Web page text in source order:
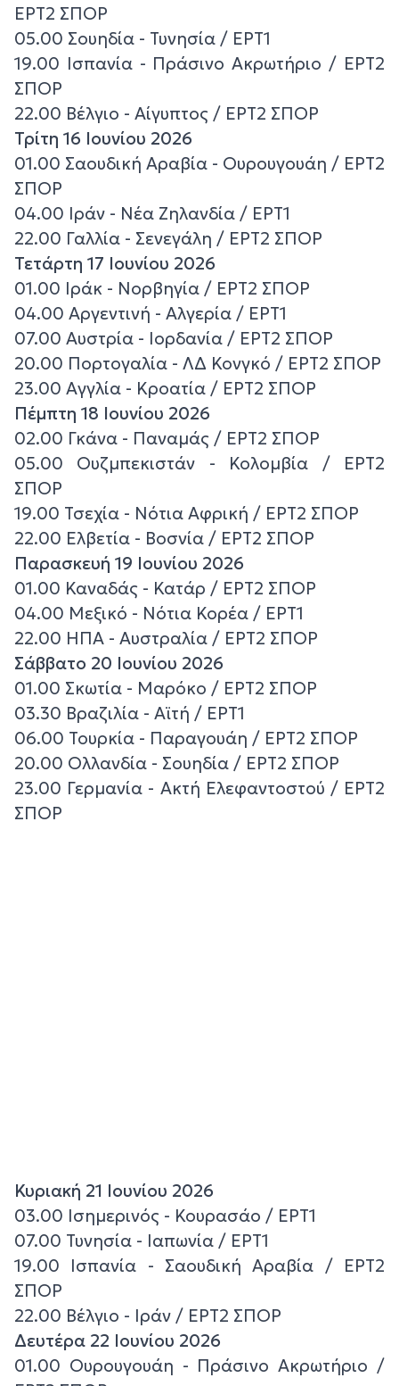
ΕΡΤ2 ΣΠΟΡ
05.00 Σουηδία - Τυνησία / ΕΡΤ1
19.00 Ισπανία - Πράσινο Ακρωτήριο / ΕΡΤ2
ΣΠΟΡ
22.00 Βέλγιο - Αίγυπτος / ΕΡΤ2 ΣΠΟΡ
Τρίτη 16 Ιουνίου 2026
01.00 Σαουδική Αραβία - Ουρουγουάη / ΕΡΤ2
ΣΠΟΡ
04.00 Ιράν - Νέα Ζηλανδία / ΕΡΤ1
22.00 Γαλλία - Σενεγάλη / ΕΡΤ2 ΣΠΟΡ
Τετάρτη 17 Ιουνίου 2026
01.00 Ιράκ - Νορβηγία / ΕΡΤ2 ΣΠΟΡ
04.00 Αργεντινή - Αλγερία / ΕΡΤ1
07.00 Αυστρία - Ιορδανία / ΕΡΤ2 ΣΠΟΡ
20.00 Πορτογαλία - ΛΔ Κονγκό / ΕΡΤ2 ΣΠΟΡ
23.00 Αγγλία - Κροατία / ΕΡΤ2 ΣΠΟΡ
Πέμπτη 18 Ιουνίου 2026
02.00 Γκάνα - Παναμάς / ΕΡΤ2 ΣΠΟΡ
05.00 Ουζμπεκιστάν - Κολομβία / ΕΡΤ2
ΣΠΟΡ
19.00 Τσεχία - Νότια Αφρική / ΕΡΤ2 ΣΠΟΡ
22.00 Ελβετία - Βοσνία / ΕΡΤ2 ΣΠΟΡ
Παρασκευή 19 Ιουνίου 2026
01.00 Καναδάς - Κατάρ / ΕΡΤ2 ΣΠΟΡ
04.00 Μεξικό - Νότια Κορέα / ΕΡΤ1
22.00 ΗΠΑ - Αυστραλία / ΕΡΤ2 ΣΠΟΡ
Σάββατο 20 Ιουνίου 2026
01.00 Σκωτία - Μαρόκο / ΕΡΤ2 ΣΠΟΡ
03.30 Βραζιλία - Αϊτή / ΕΡΤ1
06.00 Τουρκία - Παραγουάη / ΕΡΤ2 ΣΠΟΡ
20.00 Ολλανδία - Σουηδία / ΕΡΤ2 ΣΠΟΡ
23.00 Γερμανία - Ακτή Ελεφαντοστού / ΕΡΤ2
ΣΠΟΡ
Κυριακή 21 Ιουνίου 2026
03.00 Ισημερινός - Κουρασάο / ΕΡΤ1
07.00 Τυνησία - Ιαπωνία / ΕΡΤ1
19.00 Ισπανία - Σαουδική Αραβία / ΕΡΤ2
ΣΠΟΡ
22.00 Βέλγιο - Ιράν / ΕΡΤ2 ΣΠΟΡ
Δευτέρα 22 Ιουνίου 2026
01.00 Ουρουγουάη - Πράσινο Ακρωτήριο /